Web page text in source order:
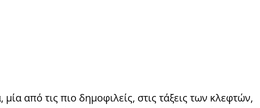
από τις πιο δημοφιλείς, στις τάξεις των κλεφτών,